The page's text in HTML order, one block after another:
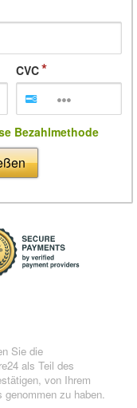
CVC
Bezahlmethode
Sie die
als Teil des
von Ihrem
zu haben.